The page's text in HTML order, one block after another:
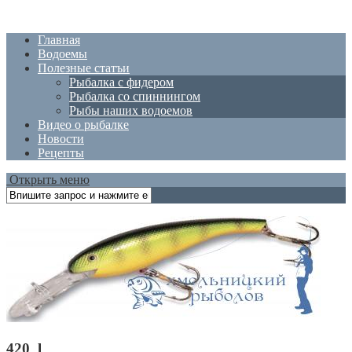
Главная
Водоемы
Полезные статъи
Рыбалка с фидером
Рыбалка со спиннингом
Рыбы наших водоемов
Видео о рыбалке
Новости
Рецепты
Открыть меню
420_l